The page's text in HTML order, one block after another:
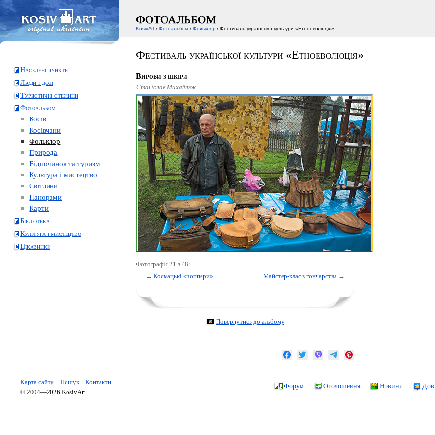
Фестиваль української культури «Етноеволюція»
Населені пункти
Люди і долі
Туристичні стежини
Фотоальбом
Косів
Косівчани
Фольклор
Природа
Відпочинок та туризм
Культура і мистецтво
Світлини
Панорами
Карти
Бібліотека
Культура і мистецтво
Цікавинки
Вироби з шкіри
Станіслав Михайлюк
Фотографія 21 з 48:
← Космацькі «чоппери» Майстер-клас з гончарства →
Повернутись до альбому
KosivArt ‹ Фотоальбом ‹ Фольклор ‹ Фестиваль української культури «Етноеволюція»
Карта сайту Пошук
Контакти
© 2004—2026 KosivArt
Форум Оголошення Новини